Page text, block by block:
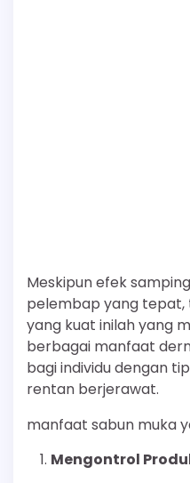
Meskipun efek
pelembap yang
yang kuat inilah yang
berbagai manfaat
bagi individu dengan
rentan berjerawat.
manfaat sabun muka
Mengontrol